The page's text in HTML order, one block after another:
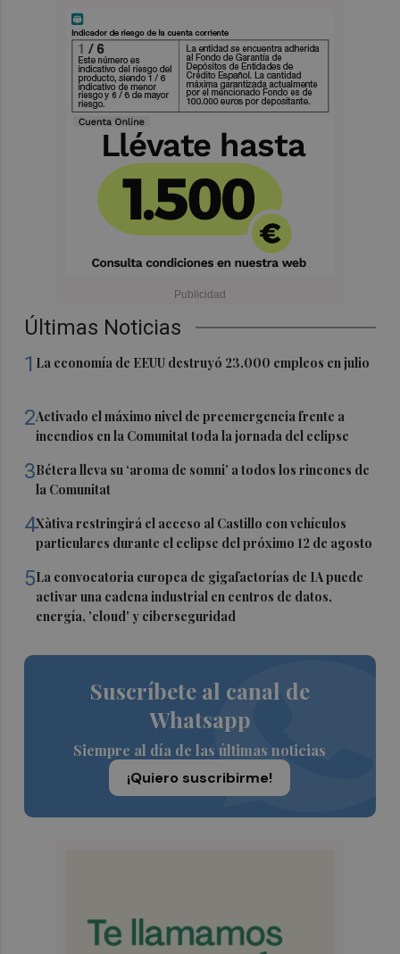
Últimas Noticias
1 La economía de EEUU destruyó 23.000 empleos en julio
2Activado el máximo nivel de preemergencia frente a
incendios en la Comunitat toda la jornada del eclipse
3Bétera lleva su ‘aroma de somni’ a todos los rincones de
la Comunitat
4Xàtiva restringirá el acceso al Castillo con vehículos
particulares durante el eclipse del próximo 12 de agosto
5La convocatoria europea de gigafactorías de IA puede
activar una cadena industrial en centros de datos,
energía, 'cloud' y ciberseguridad
Suscríbete al canal de
Whatsapp
Siempre al día de las últimas noticias
¡Quiero suscribirme!